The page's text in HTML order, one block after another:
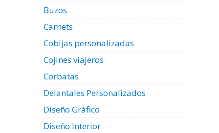
Buzos
Carnets
Cobijas personalizadas
Cojines viajeros
Corbatas
Delantales Personalizados
Diseño Gráfico
Diseño Interior